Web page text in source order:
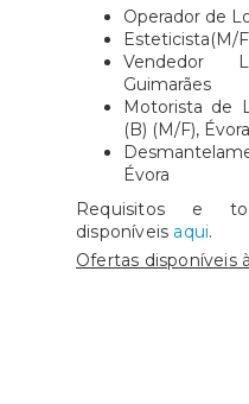
Operador de
Esteticista(M/
Vendedor
Guimarães
Motorista de
(B) (M/F), Évora
Évora
Requisitos e
disponíveis aqui.
Ofertas disponíveis